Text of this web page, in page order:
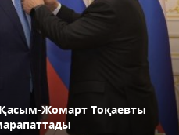
Қасым-Жомарт Тоқаевты